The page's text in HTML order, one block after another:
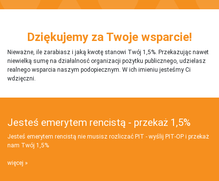
Dziękujemy za Twoje wsparcie!
Nieważne, ile zarabiasz i jaką kwotę stanowi Twój 1,5%. Przekazując nawet
niewielką sumę na działalnosć organizacji pożytku publicznego, udzielasz
realnego wsparcia naszym podopiecznym. W ich imieniu jesteśmy Ci
wdzięczni.
Jesteś emerytem rencistą - przekaż 1,5%
Jesteś emerytem rencistą nie musisz rozliczać PIT - wyślij PIT‑OP i przekaż
nam Twój 1,5%
więcej